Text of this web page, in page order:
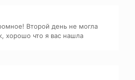
Второй день не могла
хорошо что я вас нашла